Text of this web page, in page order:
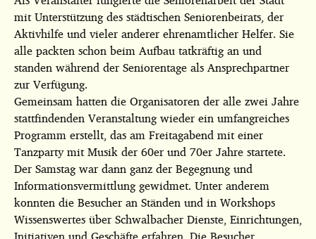
mit Unterstützung des städtischen Seniorenbeirats, der
Aktivhilfe und vieler anderer ehrenamtlicher Helfer. Sie
alle packten schon beim Aufbau tatkräftig an und
standen während der Seniorentage als Ansprechpartner
zur Verfügung.
Gemeinsam hatten die Organisatoren der alle zwei Jahre
stattfindenden Veranstaltung wieder ein umfangreiches
Programm erstellt, das am Freitagabend mit einer
Tanzparty mit Musik der 60er und 70er Jahre startete.
Der Samstag war dann ganz der Begegnung und
Informationsvermittlung gewidmet. Unter anderem
konnten die Besucher an Ständen und in Workshops
Wissenswertes über Schwalbacher Dienste, Einrichtungen,